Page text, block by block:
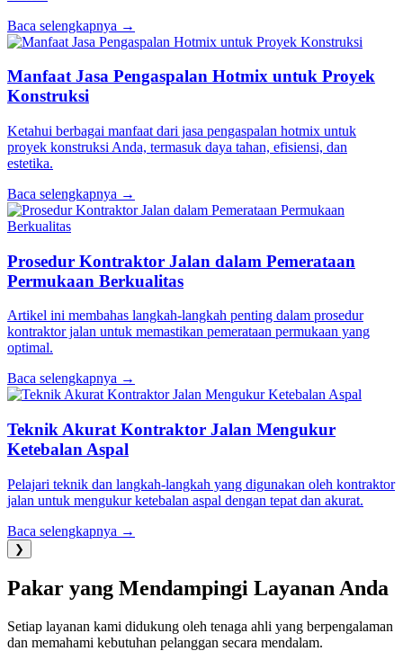
Baca selengkapnya →
Manfaat Jasa Pengaspalan Hotmix untuk Proyek
Konstruksi
Ketahui berbagai manfaat dari jasa pengaspalan hotmix untuk
proyek konstruksi Anda, termasuk daya tahan, efisiensi, dan
estetika.
Baca selengkapnya →
Prosedur Kontraktor Jalan dalam Pemerataan
Permukaan Berkualitas
Artikel ini membahas langkah-langkah penting dalam prosedur
kontraktor jalan untuk memastikan pemerataan permukaan yang
optimal.
Baca selengkapnya →
Teknik Akurat Kontraktor Jalan Mengukur
Ketebalan Aspal
Pelajari teknik dan langkah-langkah yang digunakan oleh kontraktor
jalan untuk mengukur ketebalan aspal dengan tepat dan akurat.
Baca selengkapnya →
❯
Pakar yang Mendampingi Layanan Anda
Setiap layanan kami didukung oleh tenaga ahli yang berpengalaman
dan memahami kebutuhan pelanggan secara mendalam.